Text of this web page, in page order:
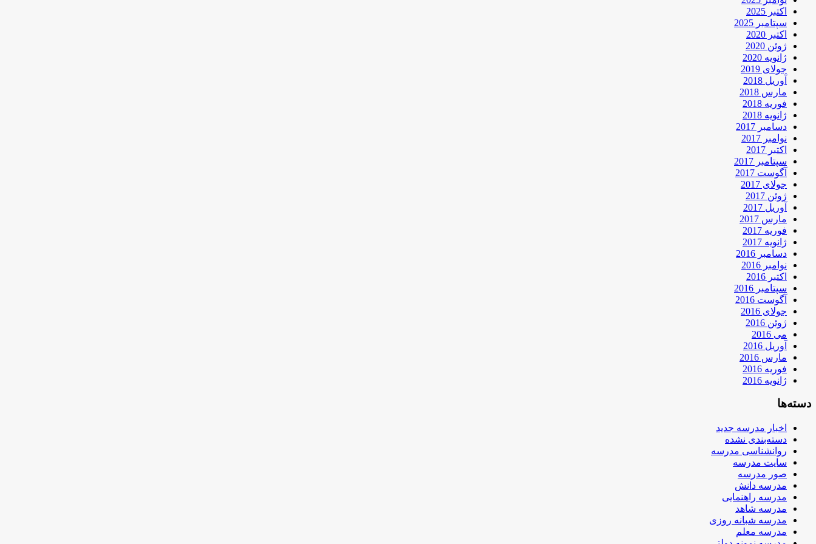
اکتبر 2025
سپتامبر 2025
اکتبر 2020
ژوئن 2020
ژانویه 2020
جولای 2019
آوریل 2018
مارس 2018
فوریه 2018
ژانویه 2018
دسامبر 2017
نوامبر 2017
اکتبر 2017
سپتامبر 2017
آگوست 2017
جولای 2017
ژوئن 2017
آوریل 2017
مارس 2017
فوریه 2017
ژانویه 2017
دسامبر 2016
نوامبر 2016
اکتبر 2016
سپتامبر 2016
آگوست 2016
جولای 2016
ژوئن 2016
می 2016
آوریل 2016
مارس 2016
فوریه 2016
ژانویه 2016
دسته‌ها
اخبار مدرسه جدید
دسته‌بندی نشده
روانشناسی مدرسه
سایت مدرسه
صور مدرسه
مدرسه دانش
مدرسه راهنمایی
مدرسه شاهد
مدرسه شبانه روزی
مدرسه معلم